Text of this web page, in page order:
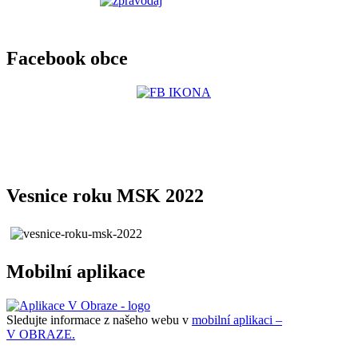
Facebook obce
Vesnice roku MSK 2022
Mobilní aplikace
Sledujte informace z našeho webu v mobilní aplikaci –
V OBRAZE.